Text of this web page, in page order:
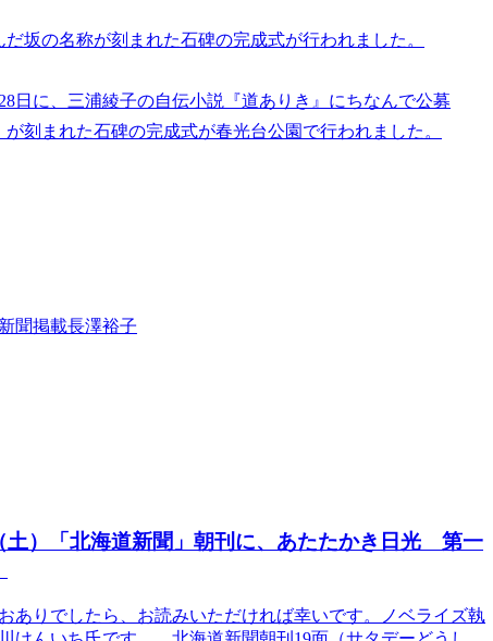
坂の名称が刻まれた石碑の完成式が行われました。
に、三浦綾子の自伝小説『道ありき』にちなんで公募
刻まれた石碑の完成式が春光台公園で行われました。
新聞掲載長澤裕子
土）「北海道新聞」朝刊に、あたたかき日光 第一
ありでしたら、お読みいただければ幸いです。ノベライズ執